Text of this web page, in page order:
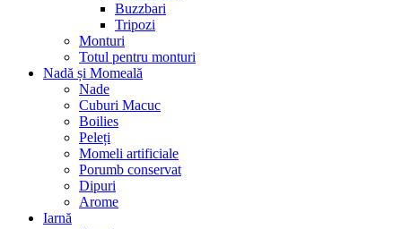
Buzzbari
Tripozi
Monturi
Totul pentru monturi
Nadă și Momeală
Nade
Cuburi Macuc
Boilies
Peleți
Momeli artificiale
Porumb conservat
Dipuri
Arome
Iarnă